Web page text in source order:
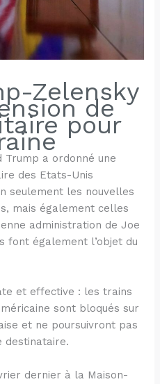
Zelensky
de
pour
Trump a ordonné une
des Etats-Unis
seulement les nouvelles
mais également celles
administration de Joe
font également l’objet du
et effective : les trains
sont bloqués sur
et ne poursuivront pas
destinataire.
dernier à la Maison-